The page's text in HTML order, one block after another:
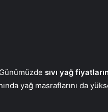
sıvı yağ
yağ masraflarını da